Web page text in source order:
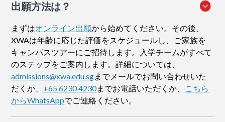
出願方法は？
まずはオンライン出願から始めてください。その後、
XWAは年齢に応じた評価をスケジュールし、ご家族を
キャンパスツアーにご招待します。入学チームがすべて
のステップをご案内します。詳細については、
admissions@xwa.edu.sgまでメールでお問い合わせいた
だくか、 +65 6230 4230までお電話いただくか、 こちら
からWhatsAppでご連絡ください。